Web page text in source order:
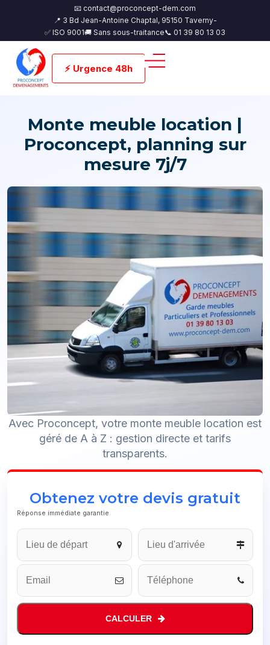
📧 contact@proconcept-dem.com
📍 3 Bd Jean-Antoine Chaptal, 95150 Taverny-
✅ ISO 9001🚚 Sans sous-traitance📞 01 39 80 13 03
⚡ Urgence 48h
Monte meuble location |
Proconcept, planning sur
mesure 7j/7
Avec Proconcept, votre monte meuble location est
géré de A à Z : gestion directe et tarifs
transparents.
Obtenez votre devis gratuit
Réponse immédiate garantie
Your
CALCULER